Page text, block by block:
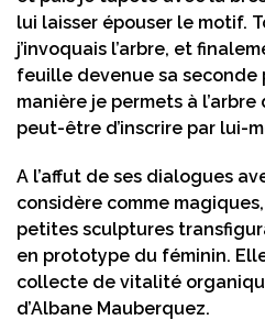
lui laisser épouser le motif.
j’invoquais l’arbre, et
feuille devenue sa seconde
manière je permets à l’arbre
peut-être d’inscrire par lui-
A l’affut de ses dialogues
considère comme
petites sculptures
en prototype du féminin.
collecte de vitalité
d’Albane Mauberquez.